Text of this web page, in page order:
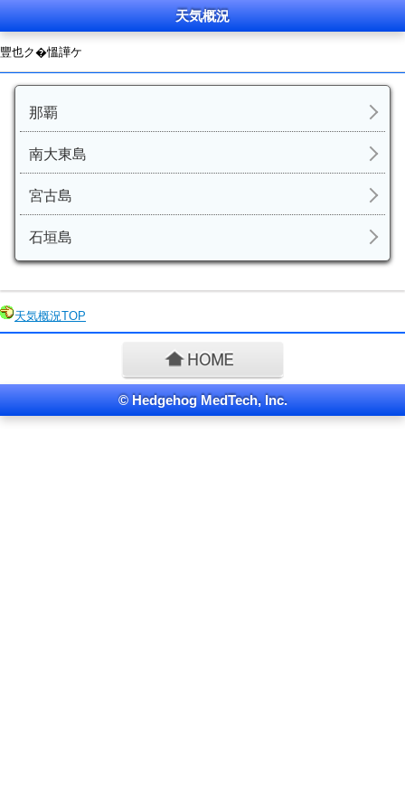
天気概況
豐也ク�慍譁ケ
那覇
南大東島
宮古島
石垣島
天気概況TOP
© Hedgehog MedTech, Inc.